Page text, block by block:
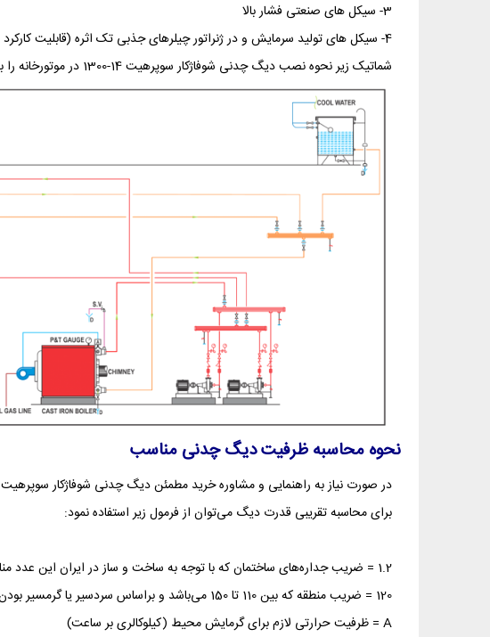
3- سیکل های صنعتی فشار بالا
4- سیکل های تولید سرمایش و در ژنراتور چیلرهای جذبی تک اثره (قابلیت کارکرد در فشار بالا را دارند)
شماتیک زیر نحوه نصب دیگ چدنی شوفاژکار سوپرهیت 14-1300 در موتورخانه را بصورت ساده نشان می‌دهد.
نحوه محاسبه ظرفیت دیگ چدنی مناسب
در صورت نیاز به راهنمایی و مشاوره خرید مطمئن دیگ چدنی شوفاژکار سوپرهیت 14-1300 می‌توانید با کارشناسان ما تماس حاصل فرمایید.
برای محاسبه تقریبی قدرت دیگ می‌توان از فرمول زیر استفاده نمود:
1.2 = ضریب جداره‌های ساختمان که با توجه به ساخت و ساز در ایران این عدد مناسب می‌باشد.
120 = ضریب منطقه که بین 110 تا 150 می‌باشد و براساس سردسیر یا گرمسیر بودن شهر انتخاب می‌شود. (عدد 120 برای آب و هوای تهران مناسب می‌باشد.)
A = ظرفیت حرارتی لازم برای گرمایش محیط (کیلوکالری بر ساعت)